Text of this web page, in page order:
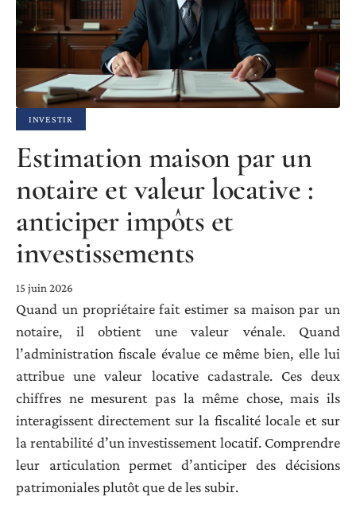
INVESTIR
Estimation maison par un
notaire et valeur locative :
anticiper impôts et
investissements
15 juin 2026
Quand un propriétaire fait estimer sa maison par un
notaire, il obtient une valeur vénale. Quand
l’administration fiscale évalue ce même bien, elle lui
attribue une valeur locative cadastrale. Ces deux
chiffres ne mesurent pas la même chose, mais ils
interagissent directement sur la fiscalité locale et sur
la rentabilité d’un investissement locatif. Comprendre
leur articulation permet d’anticiper des décisions
patrimoniales plutôt que de les subir.